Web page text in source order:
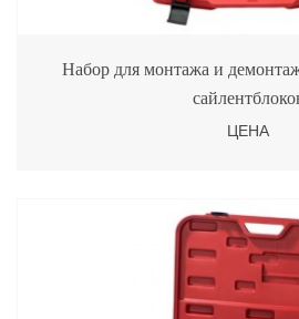
Набор для монтажа и
ЦЕНА